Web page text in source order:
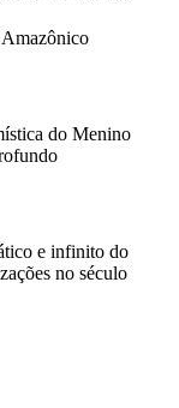
do Menino
e infinito do
no século